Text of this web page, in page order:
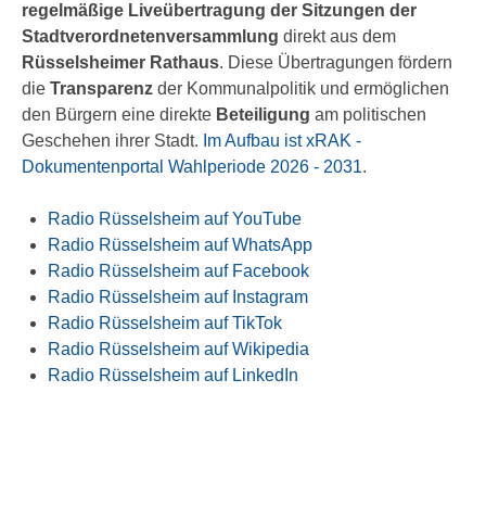
regelmäßige Liveübertragung der Sitzungen der
Stadtverordnetenversammlung direkt aus dem
Rüsselsheimer Rathaus. Diese Übertragungen fördern
die Transparenz der Kommunalpolitik und ermöglichen
den Bürgern eine direkte Beteiligung am politischen
Geschehen ihrer Stadt. Im Aufbau ist xRAK -
Dokumentenportal Wahlperiode 2026 - 2031.
Radio Rüsselsheim auf YouTube
Radio Rüsselsheim auf WhatsApp
Radio Rüsselsheim auf Facebook
Radio Rüsselsheim auf Instagram
Radio Rüsselsheim auf TikTok
Radio Rüsselsheim auf Wikipedia
Radio Rüsselsheim auf LinkedIn